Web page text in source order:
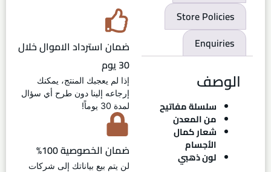
Store Policies
Enquiries
الوصف
سلسلة مفاتيح
من المعدن
شعار كمال
الأجسام
لون ذهبي
ضمان استرداد الاموال خلال
30 يوم
إذا لم يعجبك المنتج، يمكنك
إرجاعه إلينا دون طرح أي سؤال
لمدة 30 يوماً!
ضمان الخصوصية 100%
لن يتم بيع بياناتك إلى شركات